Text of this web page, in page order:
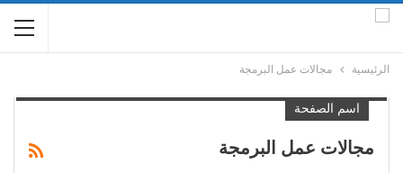
الرئيسية مجالات عمل البرمجة
اسم الصفحة
مجالات عمل البرمجة